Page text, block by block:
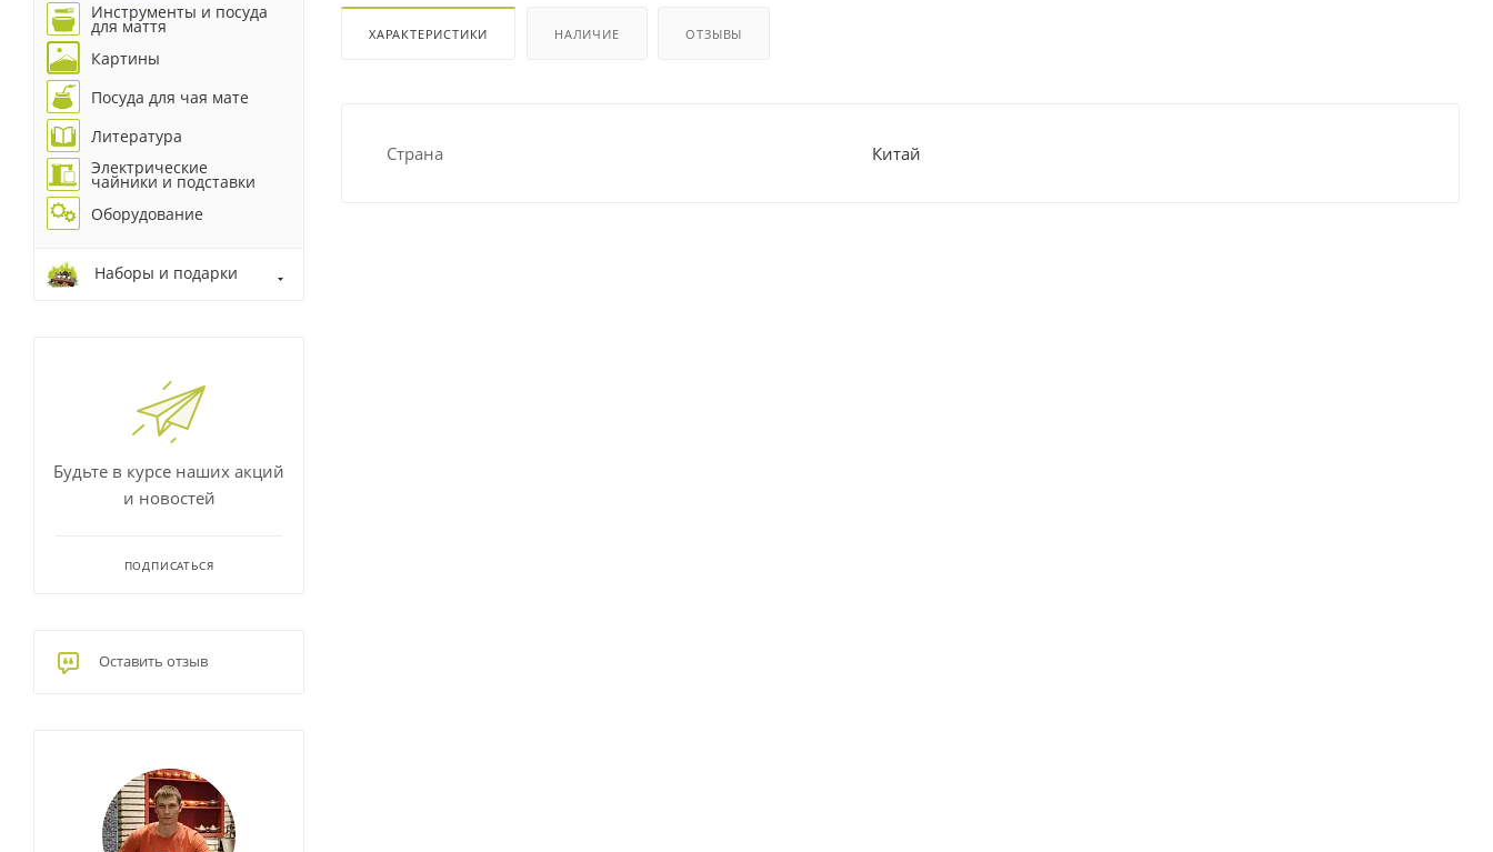
ХАРАКТЕРИСТИКИ НАЛИЧИЕ ОТЗЫВЫ
Страна Китай
Инструменты и посуда
для маття
Картины
Посуда для чая мате
Литература
Электрические
чайники и подставки
Оборудование
Наборы и подарки
Будьте в курсе наших акций
и новостей
ПОДПИСАТЬСЯ
Оставить отзыв